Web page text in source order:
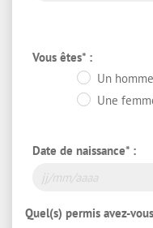
Vous êtes* :
Un homme
Une
Date de naissance* :
Quel(s) permis avez-